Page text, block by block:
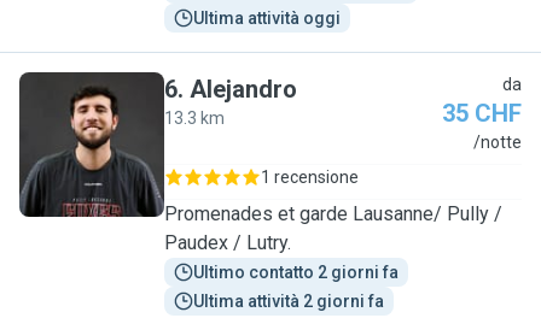
Ultima attività oggi
A
6. Alejandro
13.3 km
da
35 CHF
/notte
1 recensione
Promenades et garde Lausanne/ Pully /
Paudex / Lutry.
Ultimo contatto 2 giorni fa
Ultima attività 2 giorni fa